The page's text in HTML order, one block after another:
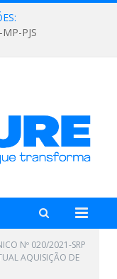
PJS
Nº 020/2021-SRP
AQUISIÇÃO DE